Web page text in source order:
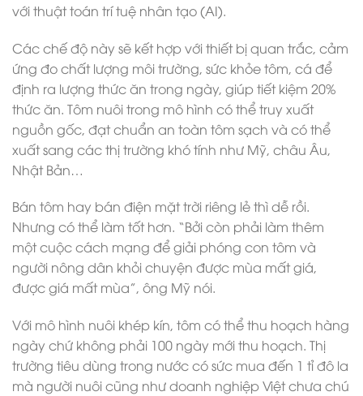
với thuật toán trí tuệ nhân tạo (AI).
Các chế độ này sẽ kết hợp với thiết bị quan trắc, cảm
ứng đo chất lượng môi trường, sức khỏe tôm, cá để
định ra lượng thức ăn trong ngày, giúp tiết kiệm 20%
thức ăn. Tôm nuôi trong mô hình có thể truy xuất
nguồn gốc, đạt chuẩn an toàn tôm sạch và có thể
xuất sang các thị trường khó tính như Mỹ, châu Âu,
Nhật Bản…
Bán tôm hay bán điện mặt trời riêng lẻ thì dễ rồi.
Nhưng có thể làm tốt hơn. “Bởi còn phải làm thêm
một cuộc cách mạng để giải phóng con tôm và
người nông dân khỏi chuyện được mùa mất giá,
được giá mất mùa”, ông Mỹ nói.
Với mô hình nuôi khép kín, tôm có thể thu hoạch hàng
ngày chứ không phải 100 ngày mới thu hoạch. Thị
trường tiêu dùng trong nước có sức mua đến 1 tỉ đô la
mà người nuôi cũng như doanh nghiệp Việt chưa chú